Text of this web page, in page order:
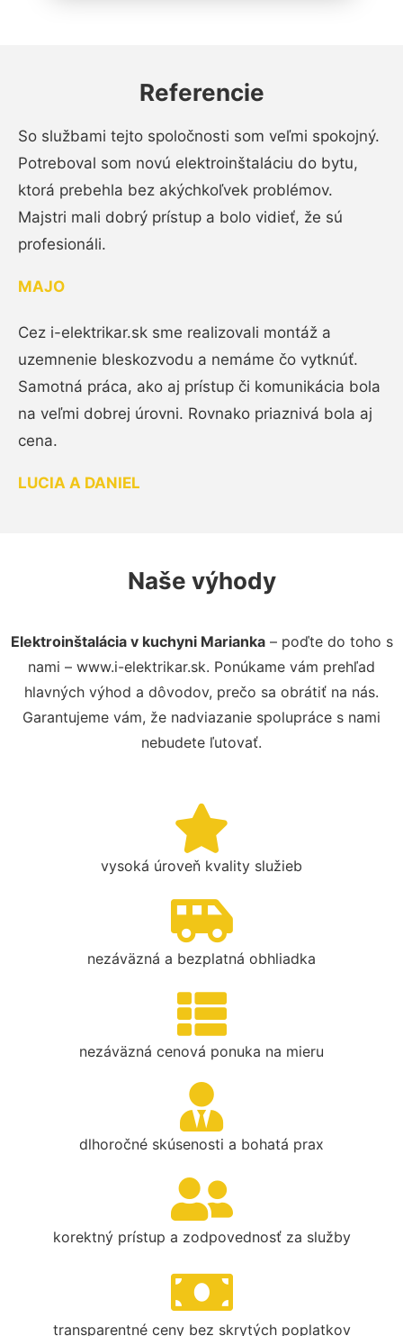
Referencie
So službami tejto spoločnosti som veľmi spokojný.
Potreboval som novú elektroinštaláciu do bytu,
ktorá prebehla bez akýchkoľvek problémov.
Majstri mali dobrý prístup a bolo vidieť, že sú
profesionáli.
MAJO
Cez i-elektrikar.sk sme realizovali montáž a
uzemnenie bleskozvodu a nemáme čo vytknúť.
Samotná práca, ako aj prístup či komunikácia bola
na veľmi dobrej úrovni. Rovnako priaznivá bola aj
cena.
LUCIA A DANIEL
Naše výhody
Elektroinštalácia v kuchyni Marianka– poďte do toho s
nami – www.i-elektrikar.sk. Ponúkame vám prehľad
hlavných výhod a dôvodov, prečo sa obrátiť na nás.
Garantujeme vám, že nadviazanie spolupráce s nami
nebudete ľutovať.
vysoká úroveň kvality služieb
nezáväzná a bezplatná obhliadka
nezáväzná cenová ponuka na mieru
dlhoročné skúsenosti a bohatá prax
korektný prístup a zodpovednosť za služby
transparentné ceny bez skrytých poplatkov